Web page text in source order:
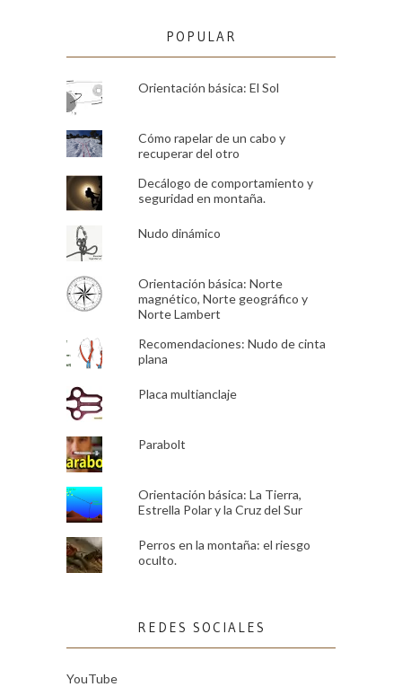
POPULAR
Orientación básica: El Sol
Cómo rapelar de un cabo y
recuperar del otro
Decálogo de comportamiento y
seguridad en montaña.
Nudo dinámico
Orientación básica: Norte
magnético, Norte geográfico y
Norte Lambert
Recomendaciones: Nudo de cinta
plana
Placa multianclaje
Parabolt
Orientación básica: La Tierra,
Estrella Polar y la Cruz del Sur
Perros en la montaña: el riesgo
oculto.
REDES SOCIALES
YouTube